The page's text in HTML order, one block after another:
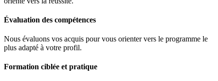
Évaluation des compétences
Nous évaluons vos acquis pour vous orienter vers le programme le
plus adapté à votre profil.
Formation ciblée et pratique